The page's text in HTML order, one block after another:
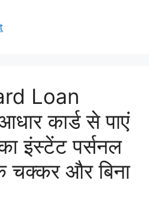
Loan
कार्ड से पाएं
इंस्टेंट पर्सनल
चक्कर और बिना